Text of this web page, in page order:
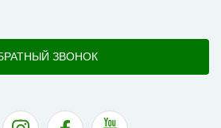
ЗВОНОК